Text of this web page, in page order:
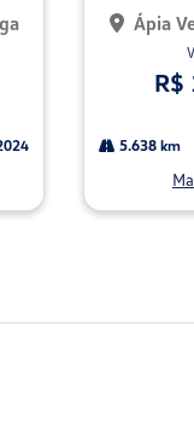
Ápia
R$
5.638 km